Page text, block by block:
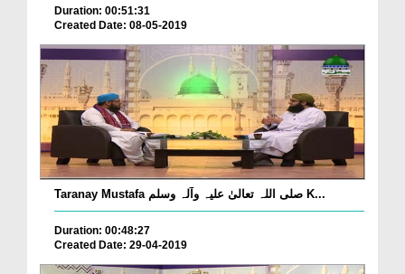
Duration: 00:51:31
Created Date: 08-05-2019
Taranay Mustafa صلی اللہ تعالیٰ علیہ وآلہ وسلم K...
Duration: 00:48:27
Created Date: 29-04-2019